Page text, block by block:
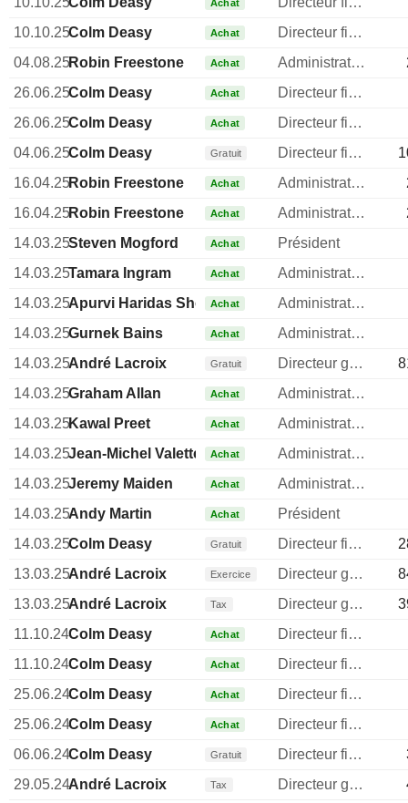
Achat
10.10.25Colm Deasy Achat
Directeur financier
04.08.25Robin Freestone Achat Administrateur
26.06.25Colm Deasy Achat
Directeur financier
26.06.25Colm Deasy Achat
Directeur financier
04.06.25Colm Deasy Gratuit Directeur financier
16.04.25Robin Freestone Achat Administrateur
16.04.25Robin Freestone Achat Administrateur
14.03.25Steven Mogford Achat
Président
14.03.25Tamara Ingram Achat
Administrateur
14.03.25Apurvi Haridas ShethAchat
Administrateur
14.03.25Gurnek Bains Achat
Administrateur
14.03.25André Lacroix Gratuit Directeur general
14.03.25Graham Allan Achat
Administrateur
14.03.25Kawal Preet Achat
Administrateur
14.03.25Jean-Michel Valette Achat
Administrateur
14.03.25Jeremy Maiden Achat
Administrateur
14.03.25Andy Martin Achat
Président
14.03.25Colm Deasy Gratuit Directeur financier
13.03.25André Lacroix Exercice Directeur general
13.03.25André Lacroix Tax Directeur general
11.10.24Colm Deasy Achat
Directeur financier
11.10.24Colm Deasy Achat
Directeur financier
25.06.24Colm Deasy Achat
Directeur financier
25.06.24Colm Deasy Achat
Directeur financier
06.06.24Colm Deasy Gratuit Directeur financier
29.05.24André Lacroix Tax Directeur general